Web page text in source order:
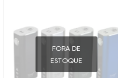
FORA DE
ESTOQUE